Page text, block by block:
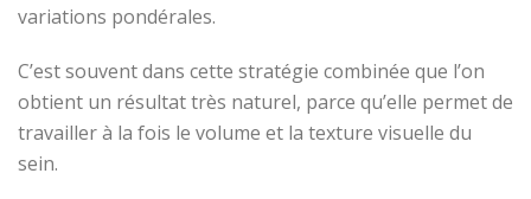
variations pondérales.
C’est souvent dans cette stratégie combinée que l’on
obtient un résultat très naturel, parce qu’elle permet de
travailler à la fois le volume et la texture visuelle du
sein.